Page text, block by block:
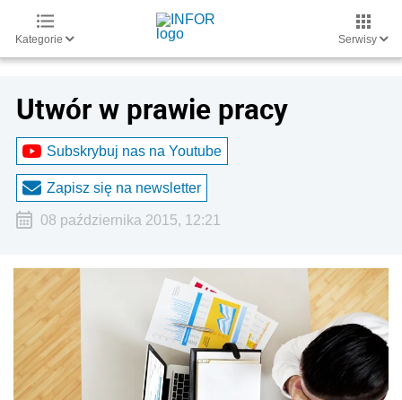
Kategorie Serwisy
Utwór w prawie pracy
Subskrybuj nas na Youtube
Zapisz się na newsletter
08 października 2015, 12:21